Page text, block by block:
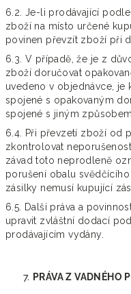
6.2. Je-li prodávající
zboží na místo určené
povinen převzít zboží při
6.3. V případě, že je z
zboží doručovat
uvedeno v objednávce, je
spojené s opakovaným
spojené s jiným
6.4. Při převzetí zboží od
zkontrolovat
závad toto neprodleně
porušení obalu
zásilky nemusí kupující
6.5. Další práva a
upravit zvláštní dodací
prodávajícím vydány.
PRÁVA Z VADNÉHO